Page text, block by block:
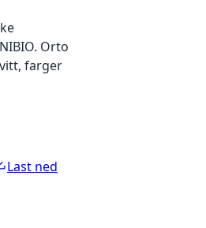
Orto
farger
Last ned